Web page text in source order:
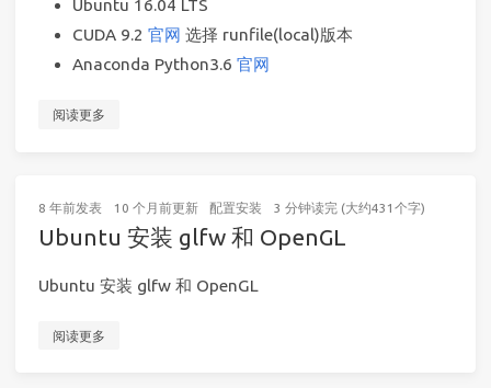
Ubuntu 16.04 LTS
CUDA 9.2 官网 选择 runfile(local)版本
Anaconda Python3.6 官网
阅读更多
8 年前发表 10 个月前更新 配置安装 3 分钟读完 (大约431个字)
Ubuntu 安装 glfw 和 OpenGL
Ubuntu 安装 glfw 和 OpenGL
阅读更多